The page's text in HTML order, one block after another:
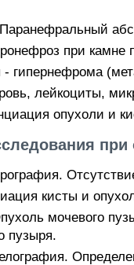
при камне
гипернефрома
лейкоциты,
опухоли и
при
кисты и
мочевого
пузыря.